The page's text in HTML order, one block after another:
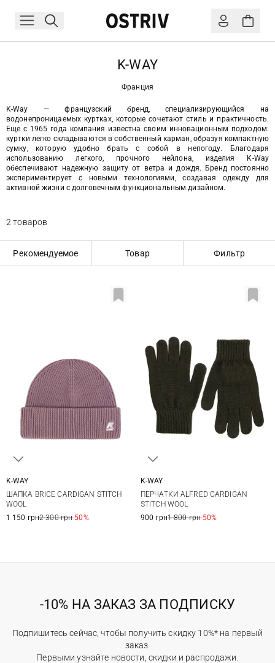
K-WAY
Франция
K-Way — французский бренд, специализирующийся на
водонепроницаемых куртках, которые сочетают стиль и практичность.
Еще с 1965 года компания известна своим инновационным подходом:
куртки легко складываются в собственный карман, образуя компактную
сумку, которую удобно брать с собой в непогоду. Благодаря
использованию легкого, прочного нейлона, изделия K-Way
обеспечивают надежную защиту от ветра и дождя. Бренд постоянно
экспериментирует с новыми технологиями, создавая одежду для
активной жизни с долговечным функциональным дизайном.
2 товаров
Рекомендуемое Товар Фильтр
K-WAY
ШАПКА BRICE CARDIGAN STITCH
WOOL
1 150 грн2 300 грн-50%
K-WAY
ПЕРЧАТКИ ALFRED CARDIGAN
STITCH WOOL
900 грн1 800 грн-50%
-10% НА ЗАКАЗ ЗА ПОДПИСКУ
Подпишитесь сейчас, чтобы получить скидку 10%* на первый
заказ.
Первыми узнайте новости, скидки и распродажи.